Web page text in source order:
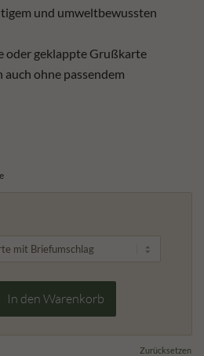
und umweltbewussten
oder geklappte Grußkarte
ohne passendem
Zurücksetzen
In den Warenkorb